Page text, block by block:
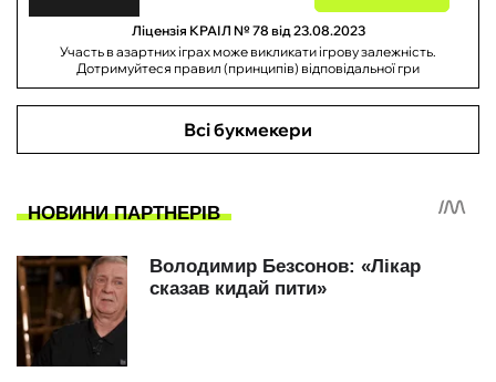
Ліцензія КРАІЛ № 78 від 23.08.2023
Участь в азартних іграх може викликати ігрову залежність.
Дотримуйтеся правил (принципів) відповідальної гри
Всі букмекери